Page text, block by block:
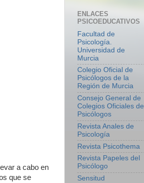
a cabo en
que se
ENLACES
PSICOEDUCATIVOS
Facultad de
Psicología.
Universidad de
Murcia
Colegio Oficial de
Psicólogos de la
Región de Murcia
Consejo General de
Colegios Oficiales de
Psicólogos
Revista Anales de
Psicología
Revista Psicothema
Revista Papeles del
Psicólogo
Sensitud